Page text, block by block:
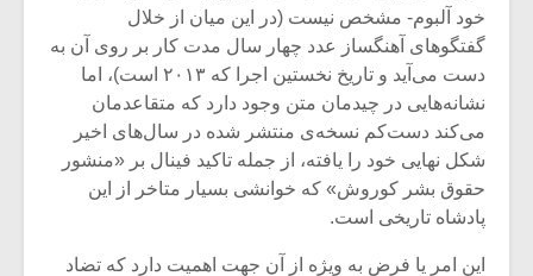
خود آلبوم- مشخص نیست (در این میان از خلال
گفتگوهای آهنگساز عدد چهار سال مدت کار بر روی آن به
دست می‌آید و تاریخ نخستین اجرا که ۲۰۱۳ است)، اما
نشانه‌هایی در چیدمان متن وجود دارد که متقاعدمان
می‌کند دست‌کم نسخه‌ی منتشر شده در سال‌های اخیر
شکل نهایی خود را یافته، از جمله تاکید فینال بر «منشور
حقوق بشر کوروش» که خوانشی بسیار متاخر از این
پادشاه تاریخی است.
این امر یا فرض به ویژه از آن جهت اهمیت دارد که تضاد
میکلوش روژا